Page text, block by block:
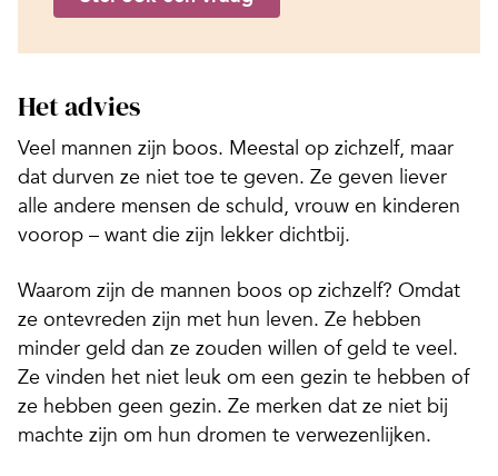
Het advies
Veel mannen zijn boos. Meestal op zichzelf, maar
dat durven ze niet toe te geven. Ze geven liever
alle andere mensen de schuld, vrouw en kinderen
voorop – want die zijn lekker dichtbij.
Waarom zijn de mannen boos op zichzelf? Omdat
ze ontevreden zijn met hun leven. Ze hebben
minder geld dan ze zouden willen of geld te veel.
Ze vinden het niet leuk om een gezin te hebben of
ze hebben geen gezin. Ze merken dat ze niet bij
machte zijn om hun dromen te verwezenlijken.